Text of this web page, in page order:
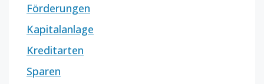
Förderungen
Kapitalanlage
Kreditarten
Sparen